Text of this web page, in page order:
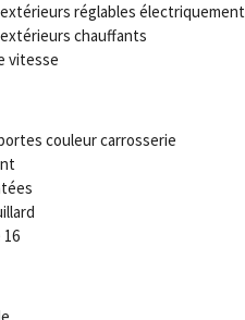
réglables électriquement
chauffants
vitesse
couleur carrosserie